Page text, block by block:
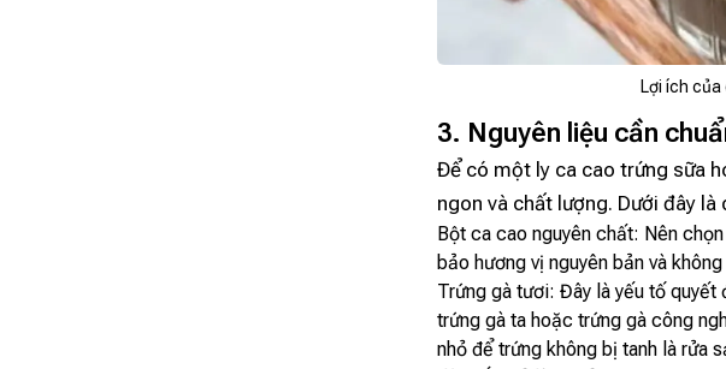
Lợi ích
3. Nguyên liệu cần
Để có một ly ca cao trứng sữa
ngon và chất lượng. Dưới đây là
Bột ca cao nguyên chất: Nên
bảo hương vị nguyên bản và
Trứng gà tươi: Đây là yếu tố quyết
trứng gà ta hoặc trứng gà công
nhỏ để trứng không bị tanh là rửa